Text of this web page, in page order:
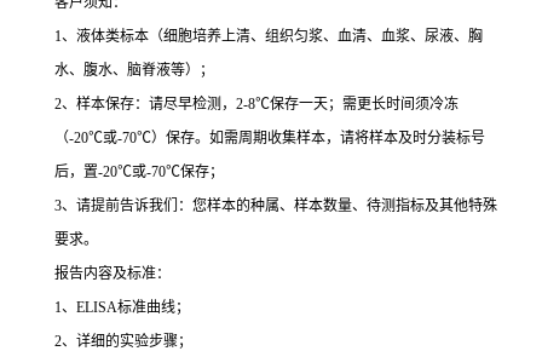
1、液体类标本（细胞培养上清、组织匀浆、血清、血浆、尿液、胸
水、腹水、脑脊液等）；
2、样本保存：请尽早检测， 2-8℃保存一天；需更长时间须冷冻
（-20℃或-70℃）保存。如需周期收集样本，请将样本及时分装标号
后，置-20℃或-70℃保存；
3、请提前告诉我们：您样本的种属、样本数量、待测指标及其他特殊
要求。
报告内容及标准：
1、 ELISA标准曲线；
2、详细的实验步骤；